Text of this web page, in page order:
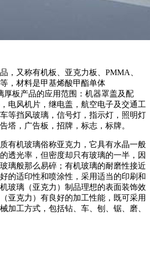
，又称有机板、亚克力板、PMMA、
，材料是甲基烯酸甲酯单体
厚板产品的应用范围：机器罩盖及配
电风机片，继电盖，航空电子及交通工
等挡风玻璃，信号灯，指示灯，照明灯
塔，广告板，招牌，标志，标牌。
有机玻璃俗称亚克力，它具有水晶一般
透光率，但密度却只有玻璃的一半，因
璃般那么易碎；有机玻璃的耐磨性接近
的适印性和喷涂性，采用适当的印刷和
玻璃（亚克力）制品理想的表面装饰效
亚克力）有良好的加工性能，既可采用
加工方式，包括钻、车、刨、锯、磨、